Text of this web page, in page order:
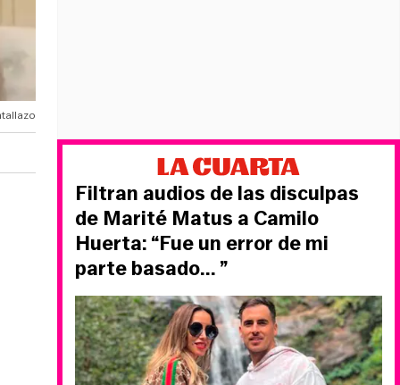
Filtran audios de las disculpas
de Marité Matus a Camilo
Huerta: “Fue un error de mi
parte basado... ”